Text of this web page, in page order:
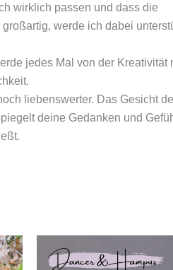
wirklich passen und dass die
werde ich dabei
jedes Mal von der Kreativität
liebenswerter. Das Gesicht
deine Gedanken und